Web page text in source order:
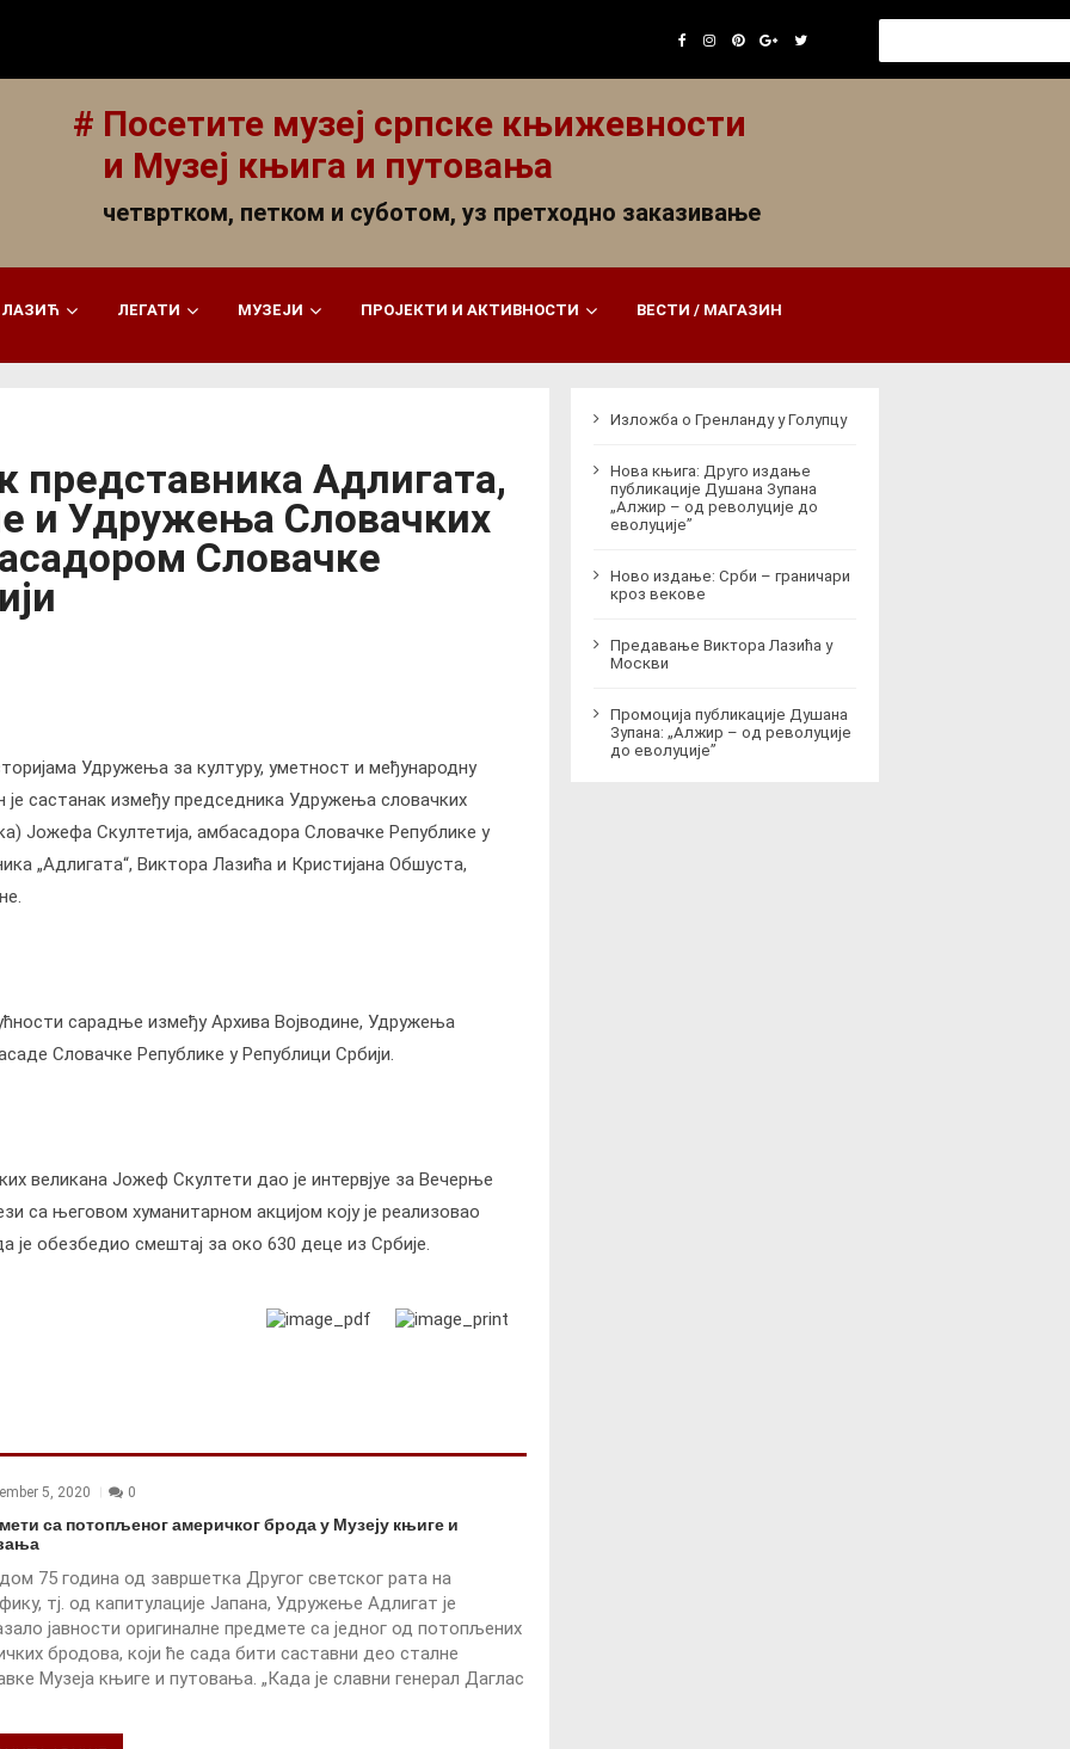
Search
# Посетите музеј српске књижевности
и Музеј књига и путовања
четвртком, петком и суботом, уз претходно заказивање
ЛАЗИЋ ЛЕГАТИ МУЗЕЈИ ПРОЈЕКТИ И АКТИВНОСТИ ВЕСТИ / МАГАЗИН
представника Адлигата,
и Удружења Словачких
Словачке
Удружења за културу, уметност и међународну
је састанак између председника Удружења словачких
Јожефа Скултетија, амбасадора Словачке Републике у
„Адлигата“, Виктора Лазића и Кристијана Обшуста,
сарадње између Архива Војводине, Удружења
Словачке Републике у Републици Србији.
великана Јожеф Скултети дао је интервјуе за Вечерње
са његовом хуманитарном акцијом коју је реализовао
је обезбедио смештај за око 630 деце из Србије.
5, 2020 0
са потопљеног америчког брода у Музеју књиге и
75 година од завршетка Другог светског рата на
тј. од капитулације Јапана, Удружење Адлигат је
јавности оригиналне предмете са једног од потопљених
бродова, који ће сада бити саставни део сталне
Музеја књиге и путовања. „Када је славни генерал Даглас
Изложба о Гренланду у Голупцу
Нова књига: Друго издање
публикације Душана Зупана
„Алжир – од револуције до
еволуције”
Ново издање: Срби – граничари
кроз векове
Предавање Виктора Лазића у
Москви
Промоција публикације Душана
Зупана: „Алжир – од револуције
до еволуције”